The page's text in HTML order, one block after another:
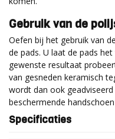
Gebruik van de
Oefen bij het gebruik van
de pads. U laat de pads
gewenste resultaat
van gesneden keramisch
wordt dan ook
beschermende
Specificaties